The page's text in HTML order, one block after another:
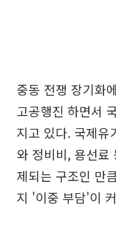
중동 전쟁 장기화
고공행진 하면서
지고 있다. 국제유
와 정비비, 용선료
제되는 구조인 만
지 '이중 부담'이